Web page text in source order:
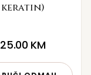
keratin)
25.00 KM